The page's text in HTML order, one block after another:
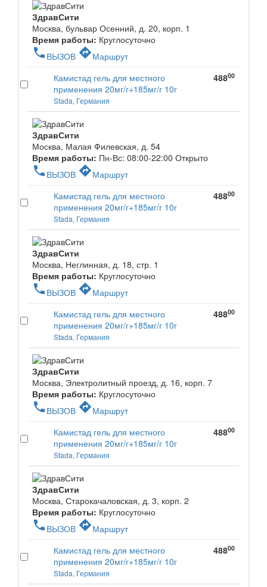
ЗдравСити
Москва, бульвар Осенний, д. 20, корп. 1
Время работы: Круглосуточно
phone ВЫЗОВ directionsМаршрут
Камистад гель для местного
применения 20мг/г+185мг/г 10г
Stada, Германия
48800
ЗдравСити
Москва, Малая Филевская, д. 54
Время работы: Пн-Вс: 08:00-22:00 Открыто
phone ВЫЗОВ directionsМаршрут
Камистад гель для местного
применения 20мг/г+185мг/г 10г
Stada, Германия
48800
ЗдравСити
Москва, Неглинная, д. 18, стр. 1
Время работы: Круглосуточно
phone ВЫЗОВ directionsМаршрут
Камистад гель для местного
применения 20мг/г+185мг/г 10г
Stada, Германия
48800
ЗдравСити
Москва, Электролитный проезд, д. 16, корп. 7
Время работы: Круглосуточно
phone ВЫЗОВ directionsМаршрут
Камистад гель для местного
применения 20мг/г+185мг/г 10г
Stada, Германия
48800
ЗдравСити
Москва, Старокачаловская, д. 3, корп. 2
Время работы: Круглосуточно
phone ВЫЗОВ directionsМаршрут
Камистад гель для местного
применения 20мг/г+185мг/г 10г
Stada, Германия
48800